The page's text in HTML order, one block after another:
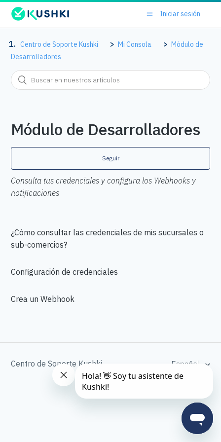
Iniciar sesión
Centro de Soporte Kushki Mi Consola
Módulo de
Desarrolladores
Módulo de Desarrolladores
Seguir
Consulta tus credenciales y configura los Webhooks y
notificaciones
¿Cómo consultar las credenciales de mis sucursales o
sub-comercios?
Configuración de credenciales
Crea un Webhook
Centro de Soporte Kushki Español